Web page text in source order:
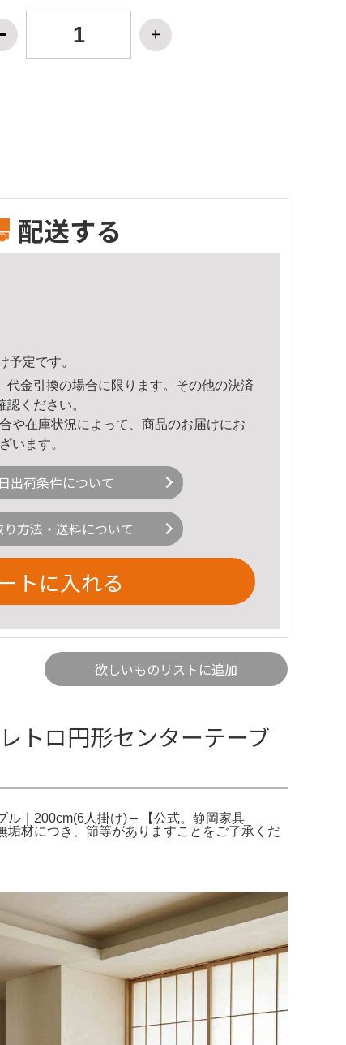
配送する
予定です。
代金引換の場合に限ります。その他の決済
認ください。
や在庫状況によって、商品のお届けにお
います。
出荷条件について
り方法・送料について
トに入れる
欲しいものリストに追加
トロ円形センターテーブ
ル｜200cm(6人掛け) – 【公式。静岡家具
材につき、節等がありますことをご了承くだ